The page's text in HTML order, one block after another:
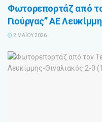
Φωτορεπορτάζ από
Γιούργας” ΑΕ
2 ΜΑΪ́ΟΥ 2026